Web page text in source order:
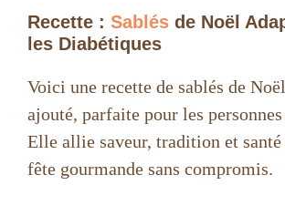
Recette : Sablés de Noël
les Diabétiques
Voici une recette de sablés de
ajouté, parfaite pour les
Elle allie saveur, tradition et santé
fête gourmande sans compromis.